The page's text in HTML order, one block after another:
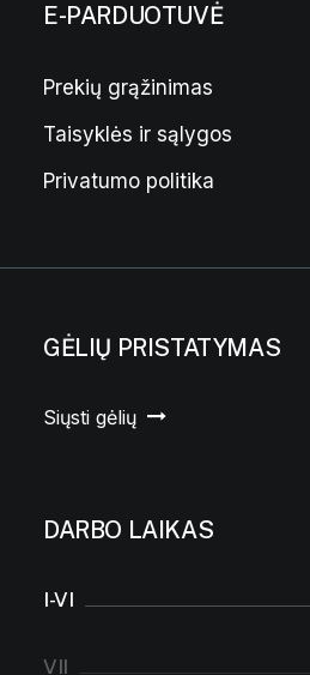
E-PARDUOTUVĖ
Prekių grąžinimas
Taisyklės ir sąlygos
Privatumo politika
GĖLIŲ PRISTATYMAS
Siųsti gėlių
DARBO LAIKAS
I-VI
VII